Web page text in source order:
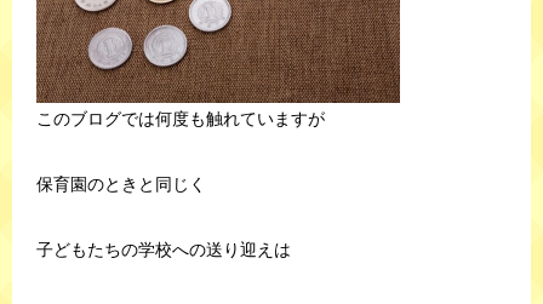
このブログでは何度も触れていますが
保育園のときと同じく
子どもたちの学校への送り迎えは